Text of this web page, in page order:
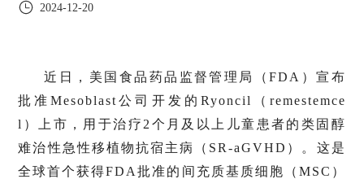
2024-12-20
近日，美国食品药品监督管理局（FDA）宣布
批准Mesoblast公司开发的Ryoncil（remestemce
l）上市，用于治疗2个月及以上儿童患者的类固醇
难治性急性移植物抗宿主病（SR-aGVHD）。这是
全球首个获得FDA批准的间充质基质细胞（MSC）